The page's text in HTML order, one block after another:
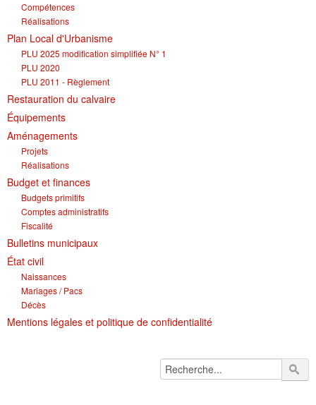
Compétences
Réalisations
Plan Local d'Urbanisme
PLU 2025 modification simplifiée N° 1
PLU 2020
PLU 2011 - Règlement
Restauration du calvaire
Équipements
Aménagements
Projets
Réalisations
Budget et finances
Budgets primitifs
Comptes administratifs
Fiscalité
Bulletins municipaux
État civil
Naissances
Mariages / Pacs
Décès
Mentions légales et politique de confidentialité